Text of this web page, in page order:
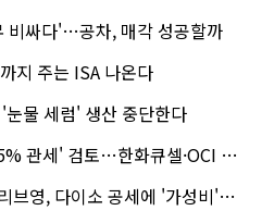
비싸다'…공차, 매각 성공할까
지 주는 ISA 나온다
'눈물 세럼' 생산 중단한다
세' 검토…한화큐셀·OCI 영향은?
, 다이소 공세에 '가성비'로 맞불